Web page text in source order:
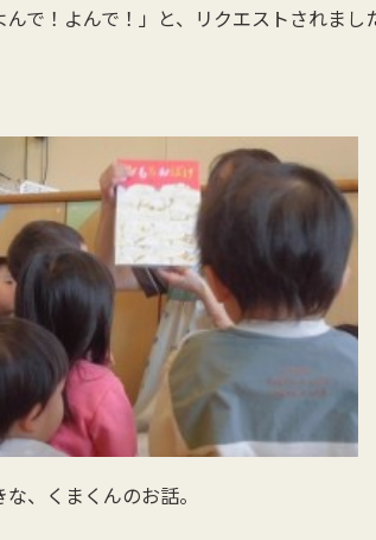
んで！よんで！」と、リクエストされまし
、くまくんのお話。